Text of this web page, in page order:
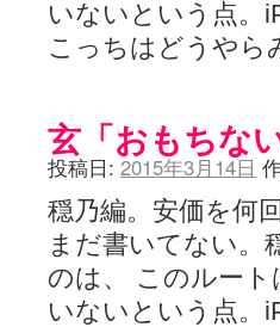
いないという点。
こっちはどうや
玄「おもちな
投稿日: 2015年3月14日
穏乃編。安価を何
まだ書いてない。
のは、 このルー
いないという点。